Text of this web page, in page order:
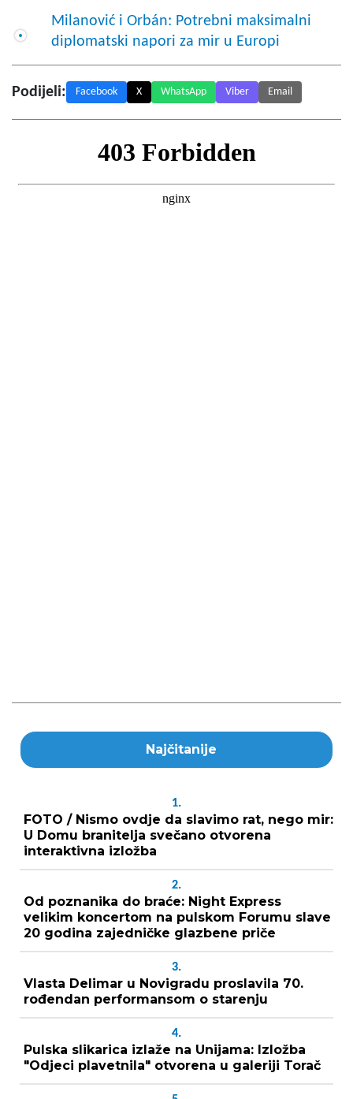
Milanović i Orbán: Potrebni maksimalni
diplomatski napori za mir u Europi
Podijeli: Facebook X WhatsApp Viber Email
Najčitanije
1.
FOTO / Nismo ovdje da slavimo rat, nego mir:
U Domu branitelja svečano otvorena
interaktivna izložba
2.
Od poznanika do braće: Night Express
velikim koncertom na pulskom Forumu slave
20 godina zajedničke glazbene priče
3.
Vlasta Delimar u Novigradu proslavila 70.
rođendan performansom o starenju
4.
Pulska slikarica izlaže na Unijama: Izložba
"Odjeci plavetnila" otvorena u galeriji Torač